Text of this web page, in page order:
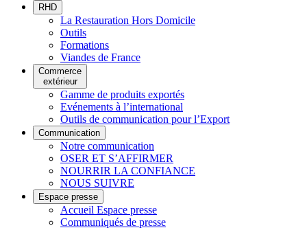
RHD
La Restauration Hors Domicile
Outils
Formations
Viandes de France
Commerce
extérieur
Gamme de produits exportés
Evénements à l’international
Outils de communication pour l’Export
Communication
Notre communication
OSER ET S’AFFIRMER
NOURRIR LA CONFIANCE
NOUS SUIVRE
Espace presse
Accueil Espace presse
Communiqués de presse